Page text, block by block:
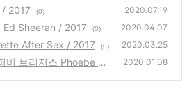
/ 2017 (0) 2020.07.19
Sheeran / 2017 (0) 2020.04.07
After Sex / 2017 (0) 2020.03.25
브리저스 Phoebe Bri
2020.01.08